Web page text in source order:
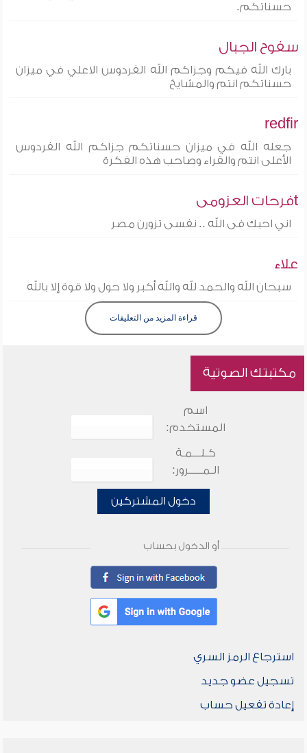
حسناتكم.
سفوح الجبال
بارك الله فيكم وجزاكم الله الفردوس الاعلي في ميزان
حسناتكم انتم والمشايخ
redfir
جعله الله في ميزان حسناتكم جزاكم الله الفردوس
الأعلى انتم والقراء وصاحب هذه الفكرة
tفرحات العزومى
اني احبك فى الله .. نفسى تزورن مصر
علاء
سبحان الله والحمد لله والله أكبر ولا حول ولا قوة إلا بالله
قراءة المزيد من التعليقات
مكتبتك الصوتية
اسم
المستخدم:
كـلـــمـة
الـمـــــرور:
دخول المشتركين
أو الدخول بحساب
استرجاع الرمز السري
تسجيل عضو جديد
إعادة تفعيل حساب